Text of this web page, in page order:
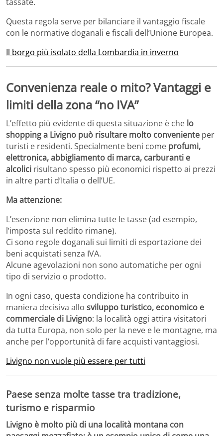
Questa regola serve per bilanciare il vantaggio fiscale
con le normative doganali e fiscali dell’Unione Europea.
Il borgo più isolato della Lombardia in inverno
Convenienza reale o mito? Vantaggi e
limiti della zona “no IVA”
L’effetto più evidente di questa situazione è che lo
shopping a Livigno può risultare molto conveniente per
turisti e residenti. Specialmente beni come profumi,
elettronica, abbigliamento di marca, carburanti e
alcolici risultano spesso più economici rispetto ai prezzi
in altre parti d’Italia o dell’UE.
Ma attenzione:
L’esenzione non elimina tutte le tasse (ad esempio,
l’imposta sul reddito rimane).
Ci sono regole doganali sui limiti di esportazione dei
beni acquistati senza IVA.
Alcune agevolazioni non sono automatiche per ogni
tipo di servizio o prodotto.
In ogni caso, questa condizione ha contribuito in
maniera decisiva allo sviluppo turistico, economico e
commerciale di Livigno: la località oggi attira visitatori
da tutta Europa, non solo per la neve e le montagne, ma
anche per l’opportunità di fare acquisti vantaggiosi.
Livigno non vuole più essere per tutti
Paese senza molte tasse tra tradizione,
turismo e risparmio
Livigno è molto più di una località montana con